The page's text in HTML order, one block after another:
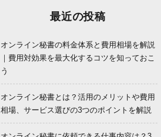
最近の投稿
オンライン秘書の料金体系と費用相場を解説
｜費用対効果を最大化するコツを知っておこ
う
オンライン秘書とは？活用のメリットや費用
相場、サービス選びの3つのポイントを解説